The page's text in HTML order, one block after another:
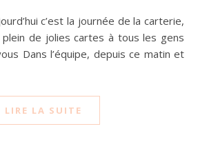
plein de jolies cartes à tous les gens
Dans l’équipe, depuis ce matin et
LIRE LA SUITE